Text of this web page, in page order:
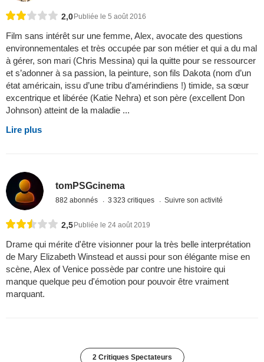
2,0 Publiée le 5 août 2016
Film sans intérêt sur une femme, Alex, avocate des questions
environnementales et très occupée par son métier et qui a du mal
à gérer, son mari (Chris Messina) qui la quitte pour se ressourcer
et s’adonner à sa passion, la peinture, son fils Dakota (nom d’un
état américain, issu d’une tribu d’amérindiens !) timide, sa sœur
excentrique et libérée (Katie Nehra) et son père (excellent Don
Johnson) atteint de la maladie ...
Lire plus
tomPSGcinema
882 abonnés 3 323 critiques Suivre son activité
2,5Publiée le 24 août 2019
Drame qui mérite d'être visionner pour la très belle interprétation
de Mary Elizabeth Winstead et aussi pour son élégante mise en
scène, Alex of Venice possède par contre une histoire qui
manque quelque peu d'émotion pour pouvoir être vraiment
marquant.
2 Critiques Spectateurs